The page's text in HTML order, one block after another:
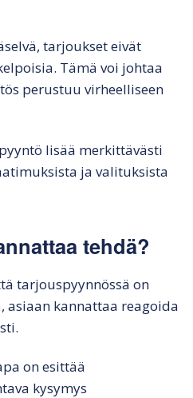
tarjoukset eivät
Tämä voi johtaa
perustuu virheelliseen
lisää merkittävästi
ja valituksista
tehdä?
tarjouspyynnössä on
kannattaa reagoida
on esittää
kysymys